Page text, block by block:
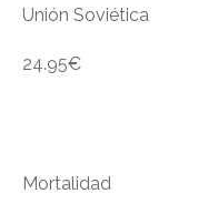
Unión Soviética
24.95€
Mortalidad